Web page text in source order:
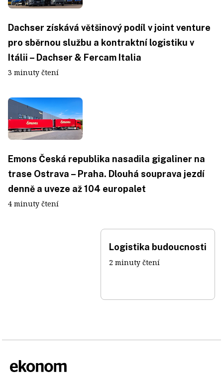
Dachser získává většinový podíl v joint venture
pro sběrnou službu a kontraktní logistiku v
Itálii – Dachser & Fercam Italia
3 minuty čtení
Emons Česká republika nasadila gigaliner na
trase Ostrava – Praha. Dlouhá souprava jezdí
denně a uveze až 104 europalet
4 minuty čtení
Logistika budoucnosti
2 minuty čtení